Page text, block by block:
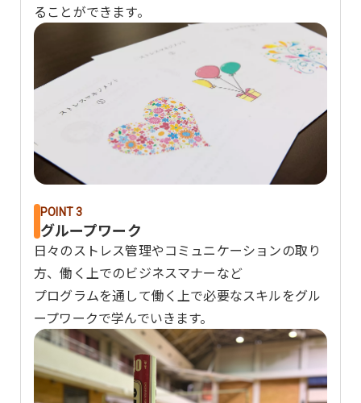
ることができます。
POINT 3
グループワーク
日々のストレス管理やコミュニケーションの取り
方、働く上でのビジネスマナーなど
プログラムを通して働く上で必要なスキルをグル
ープワークで学んでいきます。